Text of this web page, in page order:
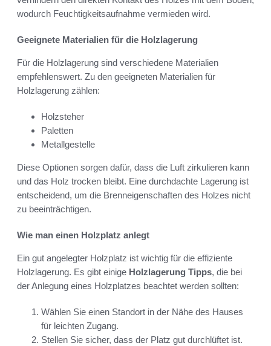
wodurch Feuchtigkeitsaufnahme vermieden wird.
Geeignete Materialien für die Holzlagerung
Für die Holzlagerung sind verschiedene Materialien
empfehlenswert. Zu den geeigneten Materialien für
Holzlagerung zählen:
Holzsteher
Paletten
Metallgestelle
Diese Optionen sorgen dafür, dass die Luft zirkulieren kann
und das Holz trocken bleibt. Eine durchdachte Lagerung ist
entscheidend, um die Brenneigenschaften des Holzes nicht
zu beeinträchtigen.
Wie man einen Holzplatz anlegt
Ein gut angelegter Holzplatz ist wichtig für die effiziente
Holzlagerung. Es gibt einige Holzlagerung Tipps, die bei
der Anlegung eines Holzplatzes beachtet werden sollten:
Wählen Sie einen Standort in der Nähe des Hauses
für leichten Zugang.
Stellen Sie sicher, dass der Platz gut durchlüftet ist.